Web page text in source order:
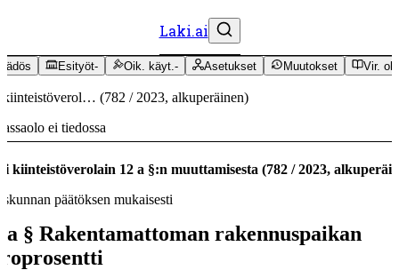
Laki.ai
Esityöt- Oik. käyt.- Asetukset Muutokset Vir.
(782 / 2023, alkuperäinen)
ei tiedossa
kiinteistöverolain 12 a §:n muuttamisesta (782 /2023,
päätöksen mukaisesti
a § Rakentamattoman rakennuspaikan